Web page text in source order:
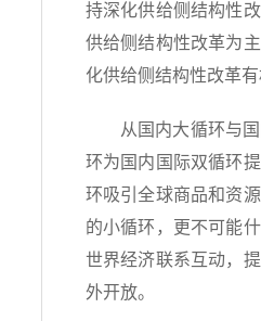
持深化供给侧结构性
供给侧结构性改革为
化供给侧结构性改革有
从国内大循环与
环为国内国际双循环
环吸引全球商品和资
的小循环，更不可能
世界经济联系互动，
外开放。